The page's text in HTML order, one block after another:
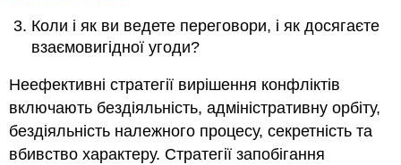
Коли і як ви ведете переговори, і як досягаєте
взаємовигідної угоди?
Неефективні стратегії вирішення конфліктів
включають бездіяльність, адміністративну орбіту,
бездіяльність належного процесу, секретність та
вбивство характеру. Стратегії запобігання